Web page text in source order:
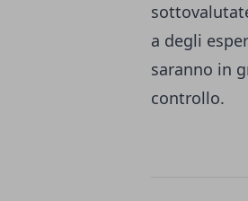
a degli
saranno in
controllo.